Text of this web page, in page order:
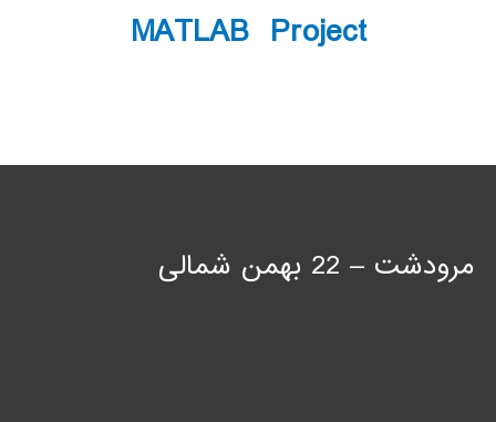
MATLAB Project
مرودشت – 22 بهمن شمالی